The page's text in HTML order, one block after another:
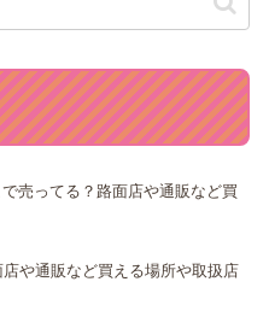
売ってる？路面店や通販など買
や通販など買える場所や取扱店